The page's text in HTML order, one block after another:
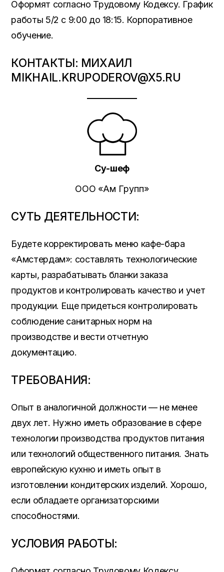
Оформят согласно Трудовому Кодексу. График
работы 5/2 с 9:00 до 18:15. Корпоративное
обучение.
КОНТАКТЫ: МИХАИЛ
MIKHAIL.KRUPODEROV@X5.RU
Су-шеф
ООО «Ам Групп»
СУТЬ ДЕЯТЕЛЬНОСТИ:
Будете корректировать меню кафе-бара
«Амстердам»: составлять технологические
карты, разрабатывать бланки заказа
продуктов и контролировать качество и учет
продукции. Еще придеться контролировать
соблюдение санитарных норм на
производстве и вести отчетную
документацию.
ТРЕБОВАНИЯ:
Опыт в аналогичной должности — не менее
двух лет. Нужно иметь образование в сфере
технологии производства продуктов питания
или технологий общественного питания. Знать
европейскую кухню и иметь опыт в
изготовлении кондитерских изделий. Хорошо,
если обладаете организаторскими
способностями.
УСЛОВИЯ РАБОТЫ: